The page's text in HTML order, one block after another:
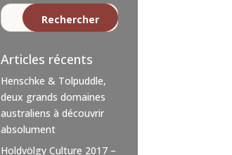
Articles récents
Henschke & Tolpuddle,
deux grands domaines
australiens à découvrir
absolument
Holdvölgy Culture 2017 –